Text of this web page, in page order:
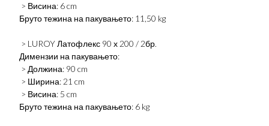
> Висина: 6 cm
Бруто тежина на пакувањето: 11,50 kg
> LUROY Латофлекс 90 х 200 / 2бр.
Димензии на пакувањето:
> Должина: 90 cm
> Ширина: 21 cm
> Висина: 5 cm
Бруто тежина на пакувањето: 6 kg